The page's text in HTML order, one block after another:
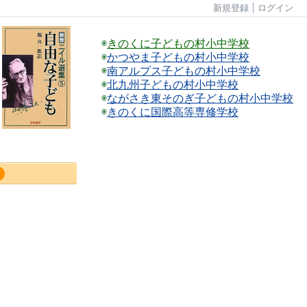
新規登録 ログイン
◉きのくに子どもの村小中学校
◉かつやま子どもの村小中学校
◉南アルプス子どもの村小中学校
◉北九州子どもの村小中学校
◉ながさき東そのぎ子どもの村小中学校
◉きのくに国際高等専修学校